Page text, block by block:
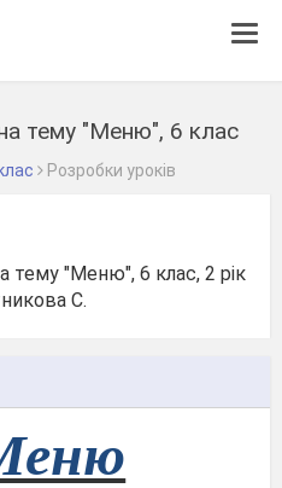
тему "Меню", 6 клас
Розробки уроків
тему "Меню", 6 клас, 2 рік
С.